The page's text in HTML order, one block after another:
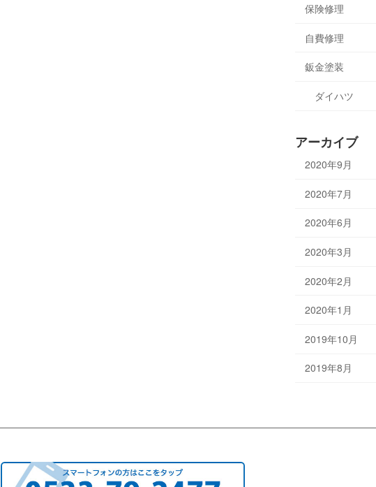
保険修理
自費修理
鈑金塗装
ダイハツ
アーカイブ
2020年9月
2020年7月
2020年6月
2020年3月
2020年2月
2020年1月
2019年10月
2019年8月